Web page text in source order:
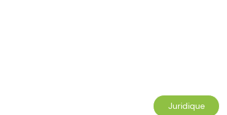
Juridique